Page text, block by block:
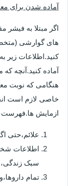
آماده شدن برای
اگر مبتلا به
های گوارشی
کنید.اطلاعات زیر
آماده کنید.آنچه که
هنگامی که نوبت
خاصی لازم است
ازمایش ها.فهرست
علائم،حتی
اطلاعات
سبک
تمام